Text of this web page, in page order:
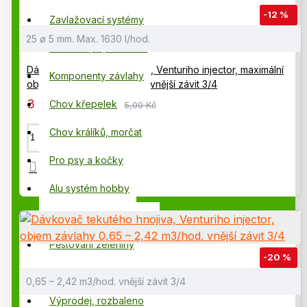
Zavlažovací systémy
Chov slepic, drůbeže
Komponenty závlahy
Chov křepelek
Chov králíků, morčat
Pro psy a kočky
Alu systém hobby
Hydroponie, pěstování
Pěstování zeleniny
Výprodej, rozbaleno
škodlivého hmyzu. Dodnes se místy využívají k
hubení škůdců v sadech a obchodech s
potravinami. Predátoři jsou organismy, které se
jednoduše živí jinými organismy – například
berušky, které požírají mšice.
-12 %
25 ø 5 mm. Max. 1630 l/hod.
Dávkovač tekutého hnojiva, Venturiho injector, maximální
objem závlahy 1 630 l/hod. vnější závit 3/4
3 295,00 Kč 3 745,00 Kč
-20 %
0,65 – 2,42 m3/hod. vnější závit 3/4